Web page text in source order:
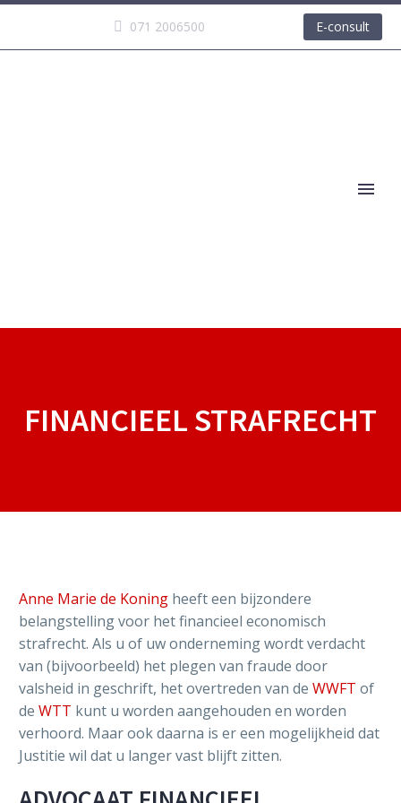
071 2006500 E-consult
FINANCIEEL STRAFRECHT
Anne Marie de Koning heeft een bijzondere
belangstelling voor het financieel economisch
strafrecht. Als u of uw onderneming wordt verdacht
van (bijvoorbeeld) het plegen van fraude door
valsheid in geschrift, het overtreden van de WWFT of
de WTT kunt u worden aangehouden en worden
verhoord. Maar ook daarna is er een mogelijkheid dat
Justitie wil dat u langer vast blijft zitten.